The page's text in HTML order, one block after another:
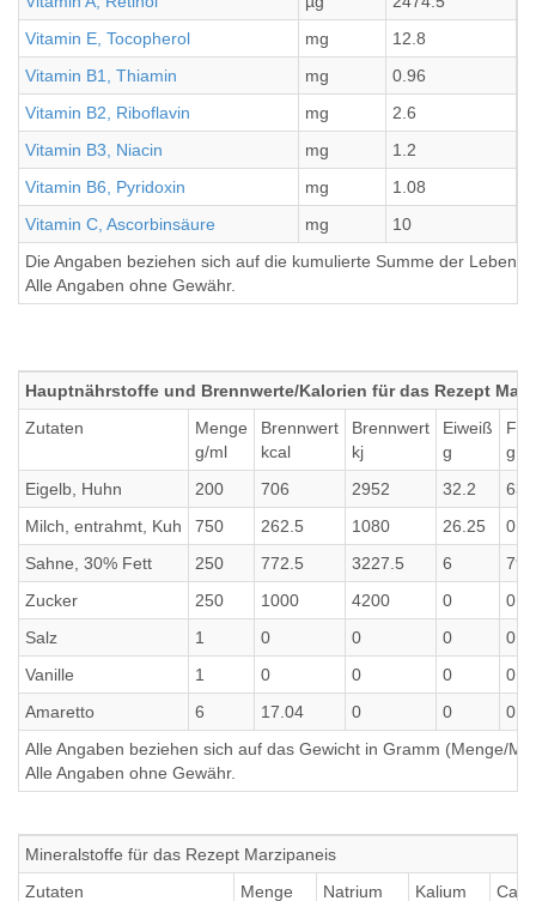
Vitamin E, Tocopherol
mg 12.8
Vitamin B1, Thiamin
mg 0.96
Vitamin B2, Riboflavin
mg 2.6
Vitamin B3, Niacin
mg 1.2
Vitamin B6, Pyridoxin
mg 1.08
Vitamin C, Ascorbinsäure
mg 10
Die Angaben beziehen sich auf die kumulierte Summe der
Alle Angaben ohne Gewähr.
Hauptnährstoffe und Brennwerte/Kalorien für das Rezept
Zutaten
Menge
g/ml
Brennwert
kcal
Brennwert
kj
Eiweiß
g
Fett
g
Eigelb, Huhn
200 706 2952 32.2
Milch, entrahmt, Kuh
750 262.5 1080 26.25
Sahne, 30% Fett
250 772.5 3227.5 6
Zucker
250 1000 4200 0
0
Salz
1 0 0 0
0
Vanille
1 0 0 0
0
Amaretto
6 17.04 0 0
0
Alle Angaben beziehen sich auf das Gewicht in Gramm (Menge/
Alle Angaben ohne Gewähr.
Mineralstoffe für das Rezept Marzipaneis
Zutaten
Menge
Natrium
Kalium